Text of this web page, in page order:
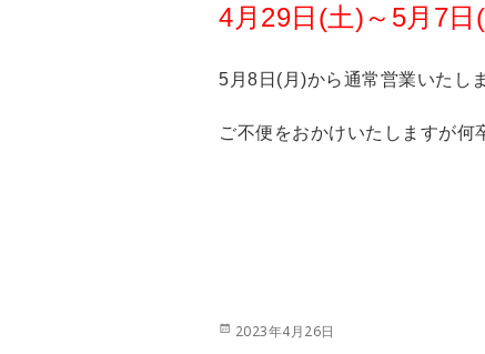
4月29日(土)～5月7日
5月8日(月)から通常営業いたし
ご不便をおかけいたしますが何
投
2023年4月26日